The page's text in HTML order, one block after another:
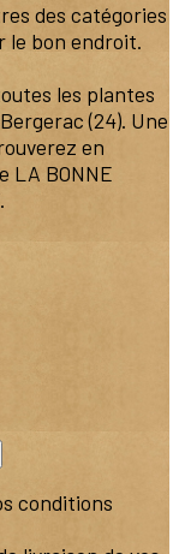
des catégories
le bon endroit.
les plantes
(24). Une
en
LA BONNE
conditions